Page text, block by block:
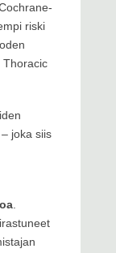
riski
Thoracic
joka siis